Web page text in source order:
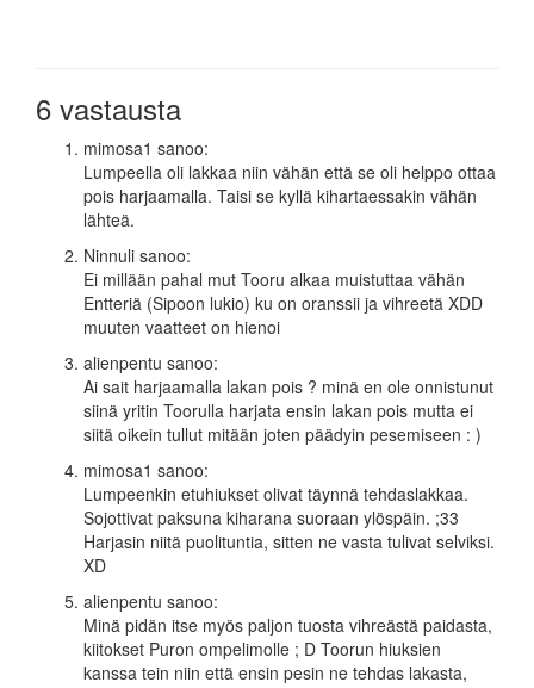
6 vastausta
mimosa1 sanoo:
Lumpeella oli lakkaa niin vähän että se oli helppo ottaa
pois harjaamalla. Taisi se kyllä kihartaessakin vähän
lähteä.
Ninnuli sanoo:
Ei millään pahal mut Tooru alkaa muistuttaa vähän
Entteriä (Sipoon lukio) ku on oranssii ja vihreetä XDD
muuten vaatteet on hienoi
alienpentu sanoo:
Ai sait harjaamalla lakan pois ? minä en ole onnistunut
siinä yritin Toorulla harjata ensin lakan pois mutta ei
siitä oikein tullut mitään joten päädyin pesemiseen : )
mimosa1 sanoo:
Lumpeenkin etuhiukset olivat täynnä tehdaslakkaa.
Sojottivat paksuna kiharana suoraan ylöspäin. ;33
Harjasin niitä puolituntia, sitten ne vasta tulivat selviksi.
XD
alienpentu sanoo:
Minä pidän itse myös paljon tuosta vihreästä paidasta,
kiitokset Puron ompelimolle ; D Toorun hiuksien
kanssa tein niin että ensin pesin ne tehdas lakasta,